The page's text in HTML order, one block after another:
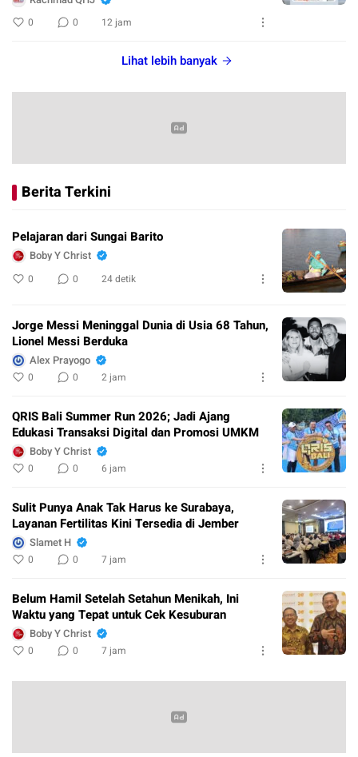
0 0 12 jam
Lihat lebih banyak
Berita Terkini
Pelajaran dari Sungai Barito
Boby Y Christ
0 0 24 detik
Jorge Messi Meninggal Dunia di Usia 68 Tahun,
Lionel Messi Berduka
Alex Prayogo
0 0 2 jam
QRIS Bali Summer Run 2026; Jadi Ajang
Edukasi Transaksi Digital dan Promosi UMKM
Boby Y Christ
0 0 6 jam
Sulit Punya Anak Tak Harus ke Surabaya,
Layanan Fertilitas Kini Tersedia di Jember
Slamet H
0 0 7 jam
Belum Hamil Setelah Setahun Menikah, Ini
Waktu yang Tepat untuk Cek Kesuburan
Boby Y Christ
0 0 7 jam